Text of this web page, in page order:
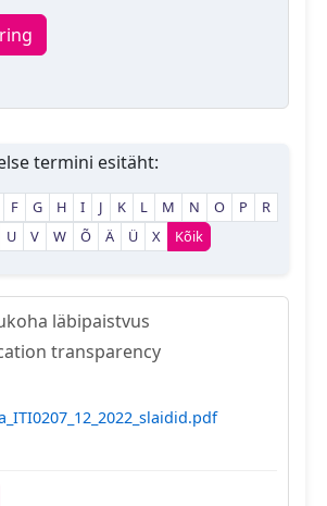
termini esitäht:
F G H I J K L M N O P
R
U V W Õ Ä Ü X Kõik
läbipaistvus
transparency